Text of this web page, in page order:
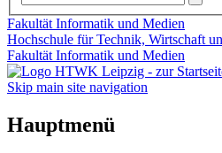
Fakultät Informatik und Medien
Hochschule für Technik, Wirtschaft
Fakultät Informatik und Medien
Skip main site navigation
Hauptmenü